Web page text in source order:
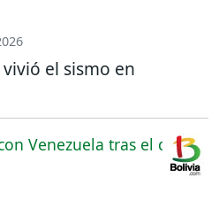
el sismo en